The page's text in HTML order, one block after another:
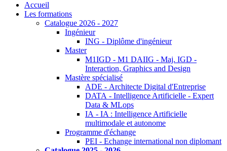
Accueil
Les formations
Catalogue 2026 - 2027
Ingénieur
ING - Diplôme d'ingénieur
Master
M1IGD - M1 DAIIG - Maj. IGD -
Interaction, Graphics and Design
Mastère spécialisé
ADE - Architecte Digital d'Entreprise
DATA - Intelligence Artificielle - Expert
Data & MLops
IA - IA : Intelligence Artificielle
multimodale et autonome
Programme d'échange
PEI - Echange international non diplomant